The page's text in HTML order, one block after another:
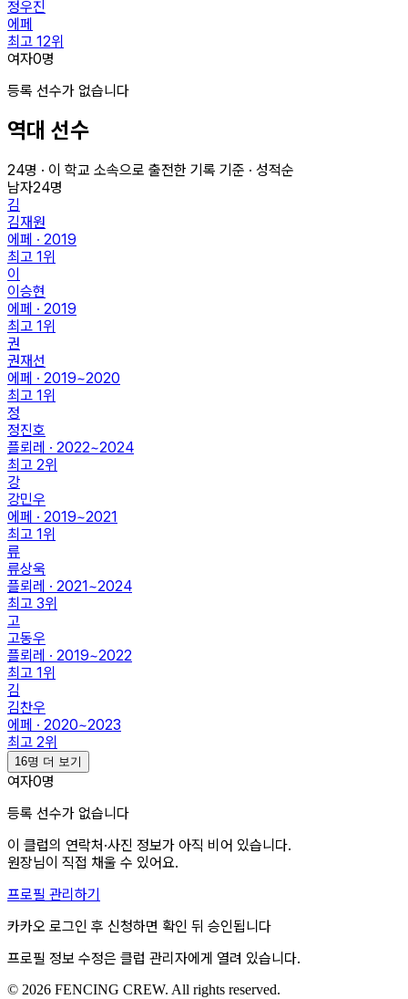
정우진
에페
최고 12위
여자0명
등록 선수가 없습니다
역대 선수
24명 · 이 학교 소속으로 출전한 기록 기준 · 성적순
남자24명
김
김재원
에페 · 2019
최고 1위
이
이승현
에페 · 2019
최고 1위
권
권재선
에페 · 2019~2020
최고 1위
정
정진호
플뢰레 · 2022~2024
최고 2위
강
강민우
에페 · 2019~2021
최고 1위
류
류상욱
플뢰레 · 2021~2024
최고 3위
고
고동우
플뢰레 · 2019~2022
최고 1위
김
김찬우
에페 · 2020~2023
최고 2위
16명 더 보기
여자0명
등록 선수가 없습니다
이 클럽의 연락처·사진 정보가 아직 비어 있습니다.
원장님이 직접 채울 수 있어요.
프로필 관리하기
카카오 로그인 후 신청하면 확인 뒤 승인됩니다
프로필 정보 수정은 클럽 관리자에게 열려 있습니다.
© 2026 FENCING CREW. All rights reserved.